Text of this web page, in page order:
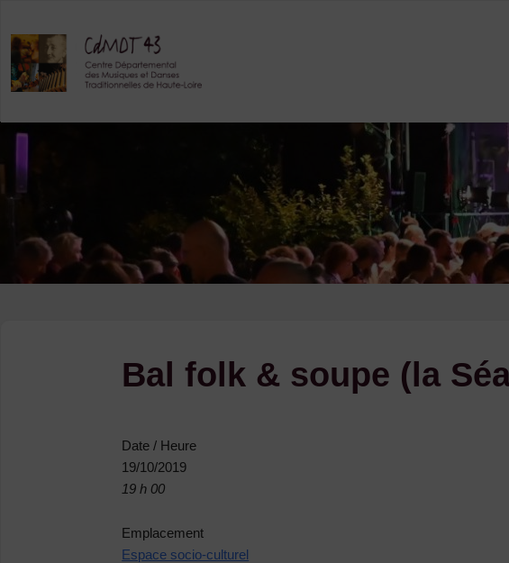
content
Bal folk & soupe (la
Date / Heure
19/10/2019
19 h 00
Emplacement
Espace socio-culturel